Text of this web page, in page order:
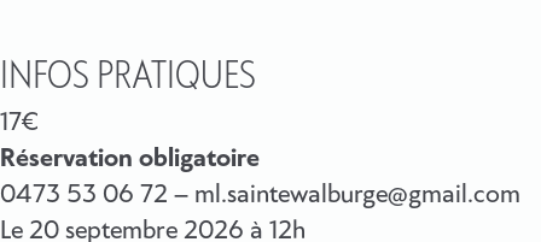
INFOS PRATIQUES
17€
Réservation obligatoire
0473 53 06 72 – ml.saintewalburge@gmail.com
Le 20 septembre 2026 à 12h